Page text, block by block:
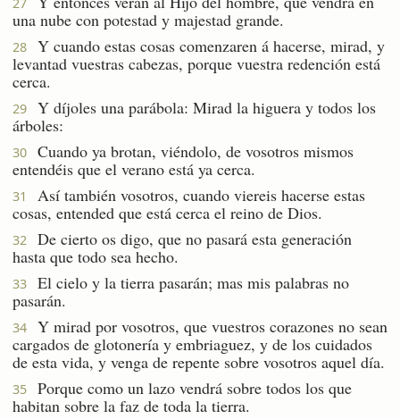
una nube con potestad y majestad grande.
28
Y cuando estas cosas comenzaren á hacerse, mirad, y
levantad vuestras cabezas, porque vuestra redención está
cerca.
29
Y díjoles una parábola: Mirad la higuera y todos los
árboles:
30
Cuando ya brotan, viéndolo, de vosotros mismos
entendéis que el verano está ya cerca.
31
Así también vosotros, cuando viereis hacerse estas
cosas, entended que está cerca el reino de Dios.
32
De cierto os digo, que no pasará esta generación
hasta que todo sea hecho.
33
El cielo y la tierra pasarán; mas mis palabras no
pasarán.
34
Y mirad por vosotros, que vuestros corazones no sean
cargados de glotonería y embriaguez, y de los cuidados
de esta vida, y venga de repente sobre vosotros aquel día.
35
Porque como un lazo vendrá sobre todos los que
habitan sobre la faz de toda la tierra.